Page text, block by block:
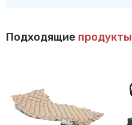
Подходящие продукты